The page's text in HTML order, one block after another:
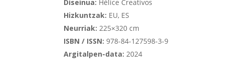
Diseinua: Hélice Creativos
Hizkuntzak: EU, ES
Neurriak: 225×320 cm
ISBN / ISSN: 978-84-127598-3-9
Argitalpen-data: 2024